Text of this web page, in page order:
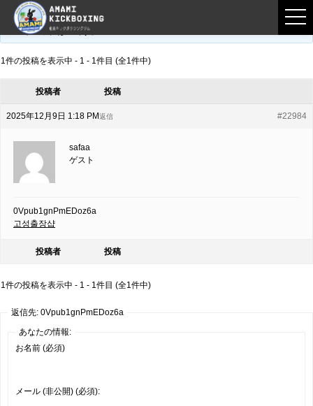
フロントページ › フォーラム
このトピックは空です。
1件の投稿を表示中 - 1 - 1件目 (全1件中)
投稿者 投稿
2025年12月9日 1:18 PM #22984
返信
safaa
ゲスト
0Vpub1gnPmEDoz6a
고성출장샵
投稿者 投稿
1件の投稿を表示中 - 1 - 1件目 (全1件中)
返信先: 0Vpub1gnPmEDoz6a
あなたの情報:
お名前 (必須)
メール (非公開) (必須):